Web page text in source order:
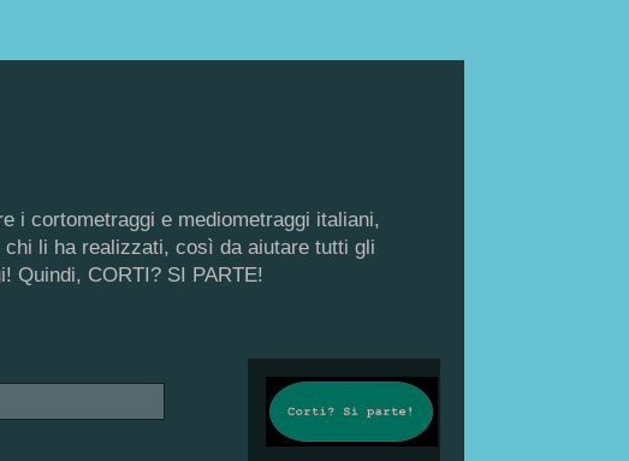
i cortometraggi e mediometraggi italiani,
li ha realizzati, così da aiutare tutti gli
Quindi, CORTI? SI PARTE!